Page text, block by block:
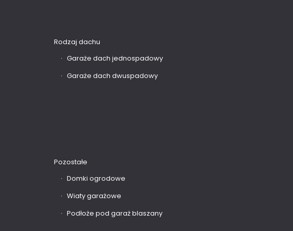
Rodzaj dachu
Garaże dach jednospadowy
Garaże dach dwuspadowy
Pozostałe
Domki ogrodowe
Wiaty garażowe
Podłoże pod garaż blaszany